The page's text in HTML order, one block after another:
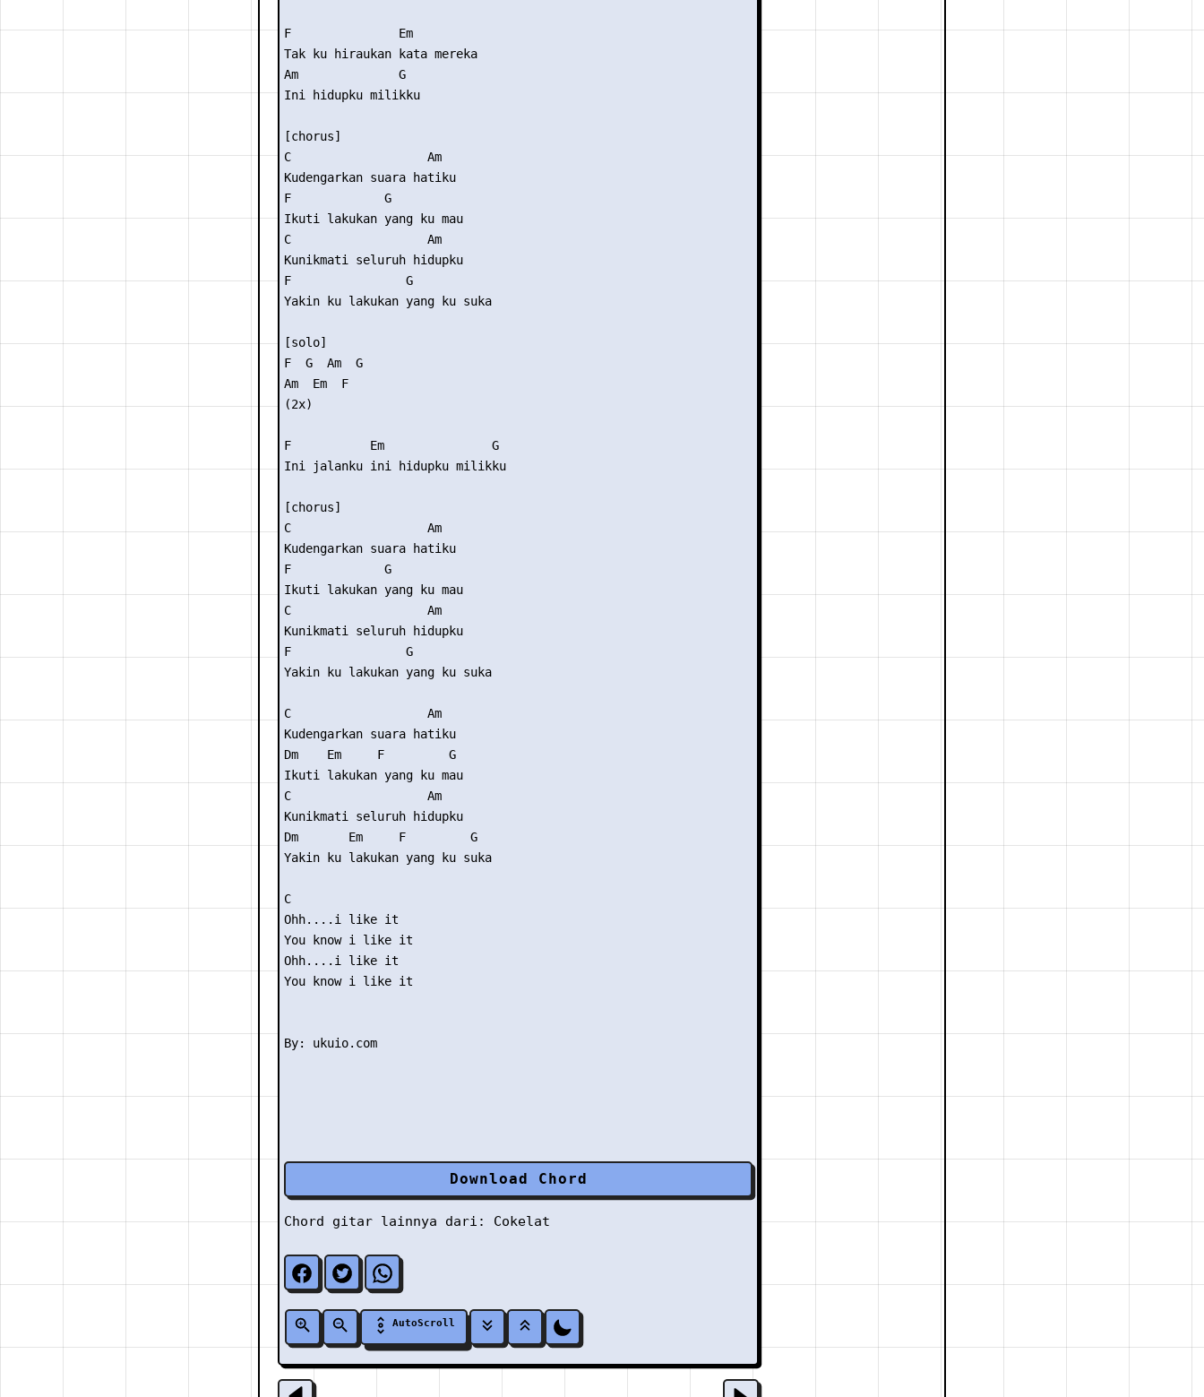
F               Em
Tak ku hiraukan kata mereka
Am              G
Ini hidupku milikku
[chorus]
C                   Am
Kudengarkan suara hatiku
F             G
Ikuti lakukan yang ku mau
C                   Am
Kunikmati seluruh hidupku
F                G
Yakin ku lakukan yang ku suka
[solo]
F  G  Am  G
Am  Em  F
(2x)
F           Em               G
Ini jalanku ini hidupku milikku
[chorus]
C                   Am
Kudengarkan suara hatiku
F             G
Ikuti lakukan yang ku mau
C                   Am
Kunikmati seluruh hidupku
F                G
Yakin ku lakukan yang ku suka
C                   Am
Kudengarkan suara hatiku
Dm    Em     F         G
Ikuti lakukan yang ku mau
C                   Am
Kunikmati seluruh hidupku
Dm       Em     F         G
Yakin ku lakukan yang ku suka
C
Ohh....i like it
You know i like it
Ohh....i like it
You know i like it
Download Chord
Chord gitar lainnya dari: Cokelat
AutoScroll